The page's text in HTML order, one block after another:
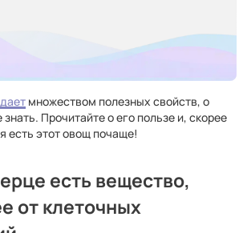
множеством полезных свойств, о
Прочитайте о его пользе и, скорее
есть этот овощ почаще!
есть вещество,
от клеточных